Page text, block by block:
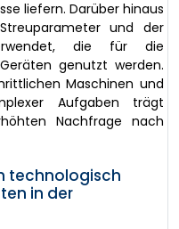
liefern. Darüber hinaus
und der
die für die
genutzt werden.
Maschinen und
Aufgaben trägt
Nachfrage nach
technologisch
in der